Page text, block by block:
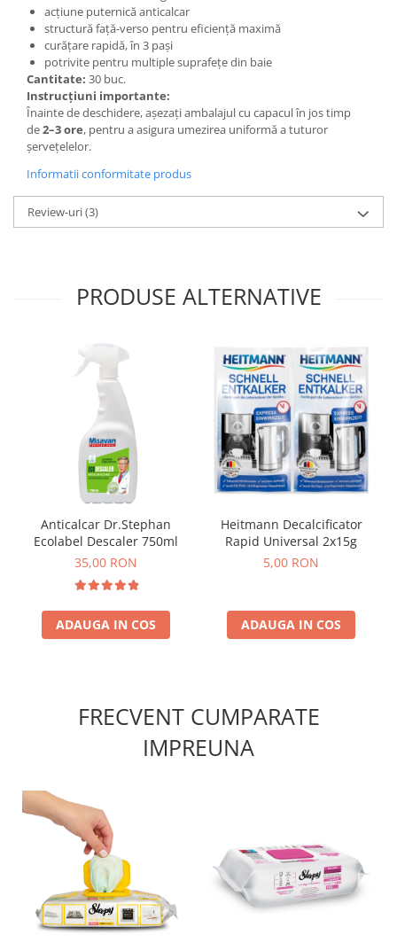
acțiune puternică anticalcar
structură față-verso pentru eficiență maximă
curățare rapidă, în 3 pași
potrivite pentru multiple suprafețe din baie
Cantitate: 30 buc.
Instrucțiuni importante:
Înainte de deschidere, așezați ambalajul cu capacul în jos timp
de2–3 ore, pentru a asigura umezirea uniformă a tuturor
șervețelelor.
Informatii conformitate produs
Review-uri(3)
PRODUSE ALTERNATIVE
Anticalcar Dr.Stephan
Ecolabel Descaler 750ml
35,00 RON
ADAUGA IN COS
Heitmann Decalcificator
Rapid Universal 2x15g
5,00 RON
ADAUGA IN COS
FRECVENT CUMPARATE
IMPREUNA